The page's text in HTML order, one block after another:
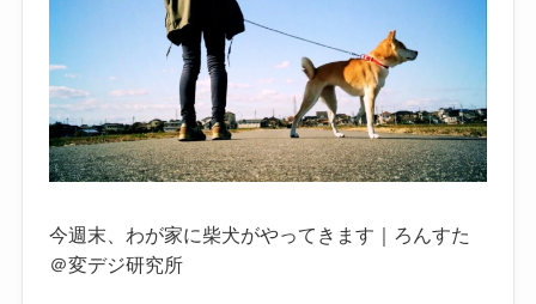
今週末、わが家に柴犬がやってきます｜ろんすた
＠変デジ研究所